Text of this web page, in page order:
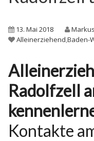
Finanzielle Hilfe
Wissen
Rechte
13. Mai 2018
Markus
Alleinerziehend,Baden-
Radolfzell
Kontakte